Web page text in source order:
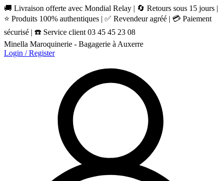
🚚 Livraison offerte avec Mondial Relay | 🔄 Retours sous 15 jours |
⭐ Produits 100% authentiques | ✅ Revendeur agréé | 💳 Paiement
sécurisé | ☎️ Service client 03 45 45 23 08
Minella Maroquinerie - Bagagerie à Auxerre
Login / Register